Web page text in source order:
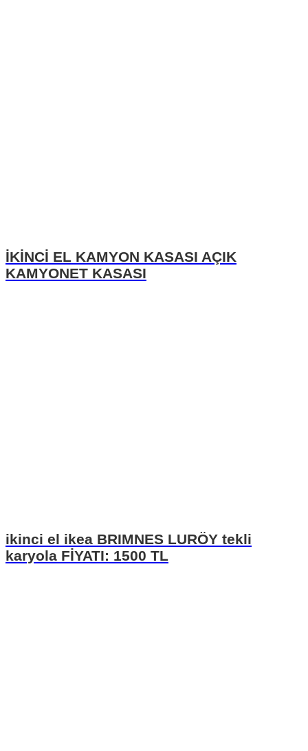
İKİNCİ EL KAMYON KASASI AÇIK
KAMYONET KASASI
ikinci el ikea BRIMNES LURÖY tekli
karyola FİYATI: 1500 TL